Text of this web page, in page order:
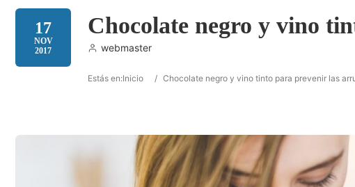
17
NOV
2017
Chocolate negro y vino
webmaster
Estás en:Inicio / Chocolate negro y vino tinto para prevenir las